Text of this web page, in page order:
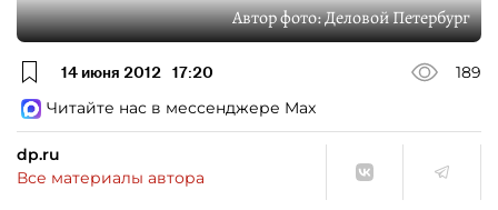
Автор фото:Деловой Петербург
14 июня 2012 17:20
189
Читайте нас в мессенджере Max
dp.ru
Все материалы автора